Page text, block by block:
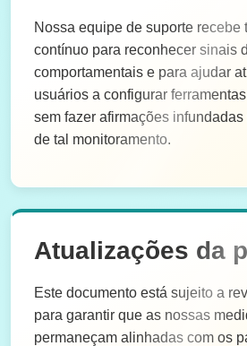
Nossa equipe de suporte recebe
contínuo para reconhecer sinais
comportamentais e para ajudar
usuários a configurar
sem fazer afirmações
de tal monitoramento.
Atualizações da
Este documento está sujeito a
para garantir que as nossas
permaneçam alinhadas com os